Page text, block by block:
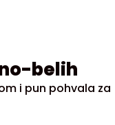
belih
i pun pohvala za